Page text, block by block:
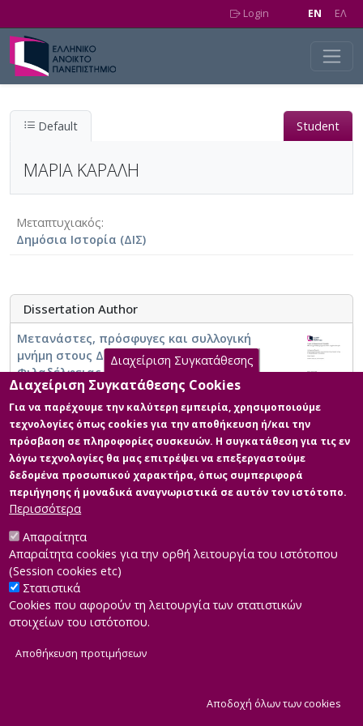
Login EN EΛ
Default Student
ΜΑΡΙΑ ΚΑΡΑΛΗ
Μεταπτυχιακός
Δημόσια Ιστορία (ΔΙΣ)
Dissertation Author
Μετανάστες, πρόσφυγες και συλλογική
μνήμη στους Δήμους Ν. Ιωνίας, Ν.
Φιλαδέλφειας και Ν. Χαλκηδόνας
Developed byINTEROPTICS
Διαχείριση Συγκατάθεσης
Διαχείριση Συγκατάθεσης Cookies
Για να παρέχουμε την καλύτερη εμπειρία, χρησιμοποιούμε
τεχνολογίες όπως cookies για την αποθήκευση ή/και την
πρόσβαση σε πληροφορίες συσκευών. Η συγκατάθεση για τις εν
λόγω τεχνολογίες θα μας επιτρέψει να επεξεργαστούμε
δεδομένα προσωπικού χαρακτήρα, όπως συμπεριφορά
περιήγησης ή μοναδικά αναγνωριστικά σε αυτόν τον ιστότοπο.
Περισσότερα
Απαραίτητα
Απαραίτητα cookies για την ορθή λειτουργία του ιστότοπου
(Session cookies etc)
Στατιστικά
Cookies που αφορούν τη λειτουργία των στατιστικών
στοιχείων του ιστότοπου.
Αποθήκευση προτιμήσεων
Αποδοχή όλων των cookies